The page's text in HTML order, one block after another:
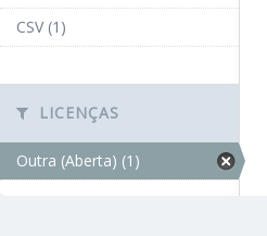
CSV (1)
LICENÇAS
Outra (Aberta) (1)